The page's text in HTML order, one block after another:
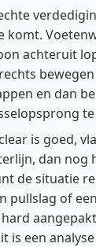
komt.
achteruit
en dan
is goed,
dan nog
de situatie
pullslag of
is een